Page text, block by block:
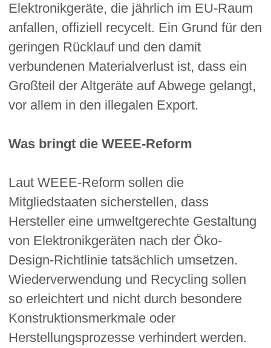
Elektronikgeräte, die jährlich im EU-Raum
anfallen, offiziell recycelt. Ein Grund für den
geringen Rücklauf und den damit
verbundenen Materialverlust ist, dass ein
Großteil der Altgeräte auf Abwege gelangt,
vor allem in den illegalen Export.
Was bringt die WEEE-Reform
Laut WEEE-Reform sollen die
Mitgliedstaaten sicherstellen, dass
Hersteller eine umweltgerechte Gestaltung
von Elektronikgeräten nach der Öko-
Design-Richtlinie tatsächlich umsetzen.
Wiederverwendung und Recycling sollen
so erleichtert und nicht durch besondere
Konstruktionsmerkmale oder
Herstellungsprozesse verhindert werden.